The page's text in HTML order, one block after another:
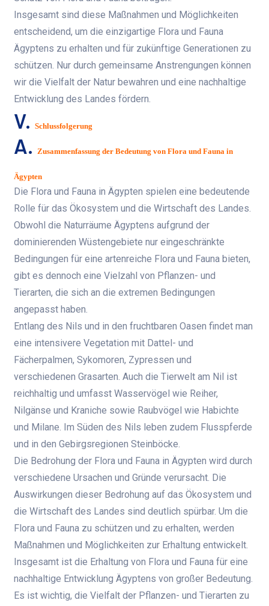
Insgesamt sind diese Maßnahmen und Möglichkeiten
entscheidend, um die einzigartige Flora und Fauna
Ägyptens zu erhalten und für zukünftige Generationen zu
schützen. Nur durch gemeinsame Anstrengungen können
wir die Vielfalt der Natur bewahren und eine nachhaltige
Entwicklung des Landes fördern.
V.Schlussfolgerung
A. Zusammenfassung der Bedeutung von Flora und Fauna in
Ägypten
Die Flora und Fauna in Ägypten spielen eine bedeutende
Rolle für das Ökosystem und die Wirtschaft des Landes.
Obwohl die Naturräume Ägyptens aufgrund der
dominierenden Wüstengebiete nur eingeschränkte
Bedingungen für eine artenreiche Flora und Fauna bieten,
gibt es dennoch eine Vielzahl von Pflanzen- und
Tierarten, die sich an die extremen Bedingungen
angepasst haben.
Entlang des Nils und in den fruchtbaren Oasen findet man
eine intensivere Vegetation mit Dattel- und
Fächerpalmen, Sykomoren, Zypressen und
verschiedenen Grasarten. Auch die Tierwelt am Nil ist
reichhaltig und umfasst Wasservögel wie Reiher,
Nilgänse und Kraniche sowie Raubvögel wie Habichte
und Milane. Im Süden des Nils leben zudem Flusspferde
und in den Gebirgsregionen Steinböcke.
Die Bedrohung der Flora und Fauna in Ägypten wird durch
verschiedene Ursachen und Gründe verursacht. Die
Auswirkungen dieser Bedrohung auf das Ökosystem und
die Wirtschaft des Landes sind deutlich spürbar. Um die
Flora und Fauna zu schützen und zu erhalten, werden
Maßnahmen und Möglichkeiten zur Erhaltung entwickelt.
Insgesamt ist die Erhaltung von Flora und Fauna für eine
nachhaltige Entwicklung Ägyptens von großer Bedeutung.
Es ist wichtig, die Vielfalt der Pflanzen- und Tierarten zu